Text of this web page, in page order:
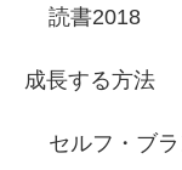
読書2018
成長する方法
セルフ・ブ